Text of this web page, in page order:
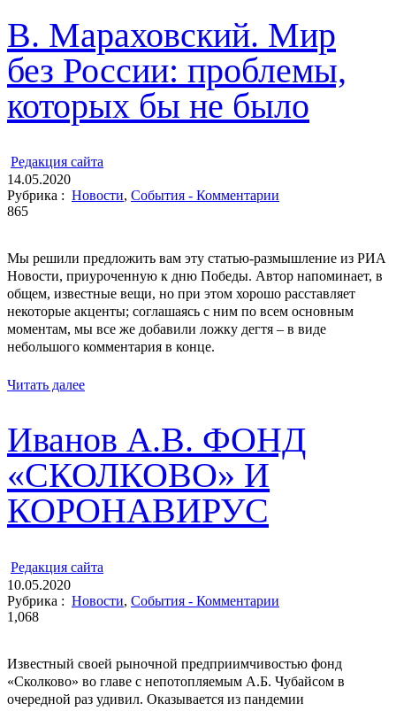
В. Мараховский. Мир
без России: проблемы,
которых бы не было
Редакция cайта
14.05.2020
Рубрика : Новости, События - Комментарии
865
Мы решили предложить вам эту статью-размышление из РИА
Новости, приуроченную к дню Победы. Автор напоминает, в
общем, известные вещи, но при этом хорошо расставляет
некоторые акценты; соглашаясь с ним по всем основным
моментам, мы все же добавили ложку дегтя – в виде
небольшого комментария в конце.
Читать далее
Иванов А.В. ФОНД
«СКОЛКОВО» И
КОРОНАВИРУС
Редакция cайта
10.05.2020
Рубрика : Новости, События - Комментарии
1,068
Известный своей рыночной предприимчивостью фонд
«Сколково» во главе с непотопляемым А.Б. Чубайсом в
очередной раз удивил. Оказывается из пандемии